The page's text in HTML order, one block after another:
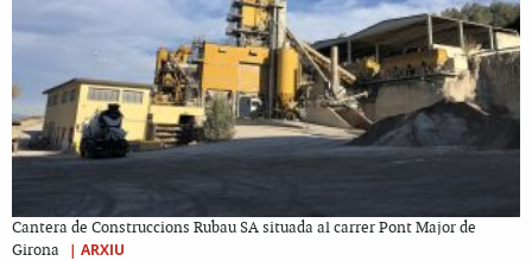
Cantera de Construccions Rubau SA situada al carrer Pont Major de
Girona
| ARXIU